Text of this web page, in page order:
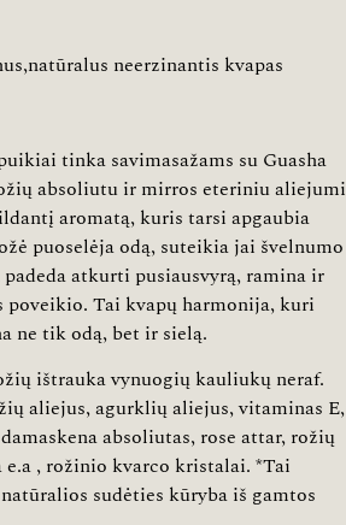
natūralus neerzinantis kvapas
tinka savimasažams su Guasha
absoliutu ir mirros eteriniu aliejumi
aromatą, kuris tarsi apgaubia
puoselėja odą, suteikia jai švelnumo
atkurti pusiausvyrą, ramina ir
poveikio. Tai kvapų harmonija, kuri
ne tik odą, bet ir sielą.
ištrauka vynuogių kauliukų neraf.
aliejus, agurklių aliejus, vitaminas E,
absoliutas, rose attar, rožių
, rožinio kvarco kristalai. *Tai
sudėties kūryba iš gamtos